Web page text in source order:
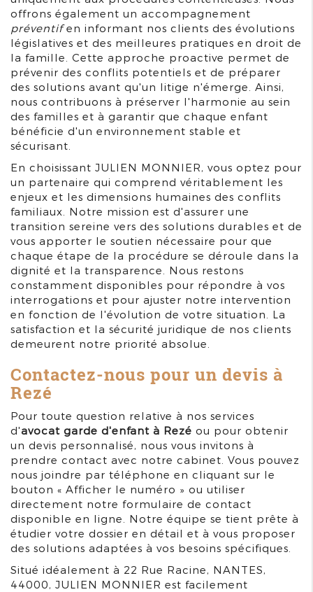
offrons également un accompagnement
préventifen informant nos clients des évolutions
législatives et des meilleures pratiques en droit de
la famille. Cette approche proactive permet de
prévenir des conflits potentiels et de préparer
des solutions avant qu'un litige n'émerge. Ainsi,
nous contribuons à préserver l'harmonie au sein
des familles et à garantir que chaque enfant
bénéficie d'un environnement stable et
sécurisant.
En choisissant JULIEN MONNIER, vous optez pour
un partenaire qui comprend véritablement les
enjeux et les dimensions humaines des conflits
familiaux. Notre mission est d'assurer une
transition sereine vers des solutions durables et de
vous apporter le soutien nécessaire pour que
chaque étape de la procédure se déroule dans la
dignité et la transparence. Nous restons
constamment disponibles pour répondre à vos
interrogations et pour ajuster notre intervention
en fonction de l'évolution de votre situation. La
satisfaction et la sécurité juridique de nos clients
demeurent notre priorité absolue.
Contactez-nous pour un devis à
Rezé
Pour toute question relative à nos services
d'avocat garde d'enfant à Rezé ou pour obtenir
un devis personnalisé, nous vous invitons à
prendre contact avec notre cabinet. Vous pouvez
nous joindre par téléphone en cliquant sur le
bouton « Afficher le numéro » ou utiliser
directement notre formulaire de contact
disponible en ligne. Notre équipe se tient prête à
étudier votre dossier en détail et à vous proposer
des solutions adaptées à vos besoins spécifiques.
Situé idéalement à 22 Rue Racine, NANTES,
44000, JULIEN MONNIER est facilement